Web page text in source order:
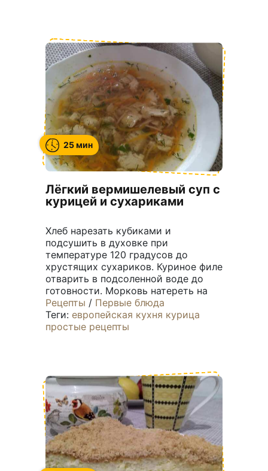
25 мин
Лёгкий вермишелевый суп с
курицей и сухариками
Хлеб нарезать кубиками и
подсушить в духовке при
температуре 120 градусов до
хрустящих сухариков. Куриное филе
отварить в подсоленной воде до
готовности. Морковь натереть на
Рецепты / Первые блюда
Теги: европейская кухня курица
простые рецепты